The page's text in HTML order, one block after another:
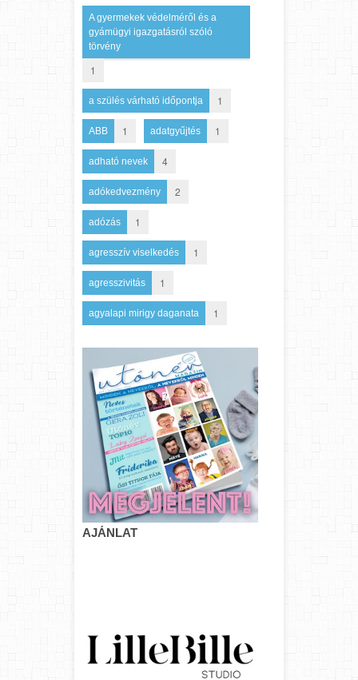
A gyermekek védelméről és a
gyámügyi igazgatásról szóló
törvény
1
a szülés várható időpontja 1
ABB 1 adatgyűjtés 1
adható nevek 4
adókedvezmény 2
adózás 1
agresszív viselkedés 1
agresszivitás 1
agyalapi mirigy daganata 1
AJÁNLAT